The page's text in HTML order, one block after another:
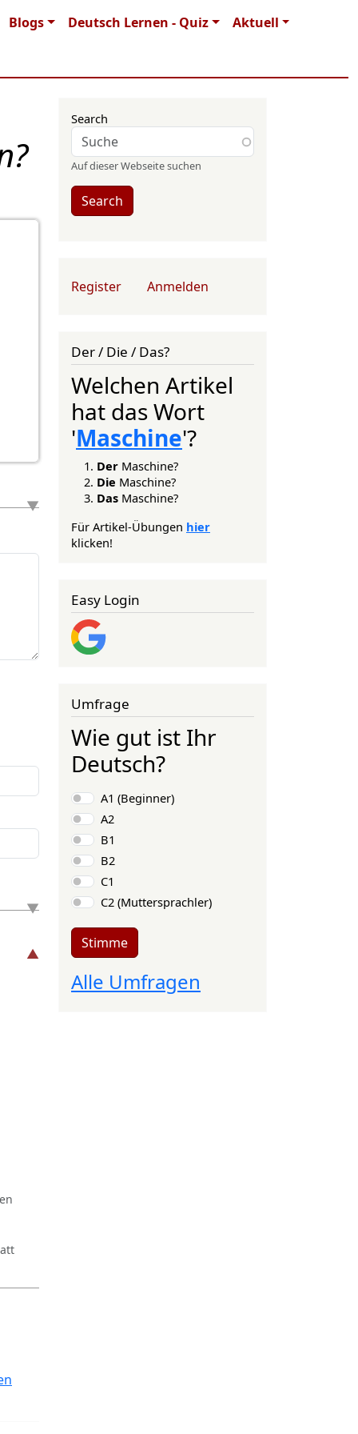
Blogs Deutsch Lernen - Quiz Aktuell
Search
Auf dieser Webseite suchen
Search
User account menu
Register Anmelden
Der / Die / Das?
Welchen Artikel
hat das Wort
'Maschine'?
Der Maschine?
Die Maschine?
Das Maschine?
Für Artikel-Übungen hier
klicken!
Easy Login
Umfrage
Wie gut ist Ihr
Deutsch?
Auswahlmöglichkeiten
A1 (Beginner)
A2
B1
B2
C1
C2 (Muttersprachler)
Stimme
Alle Umfragen